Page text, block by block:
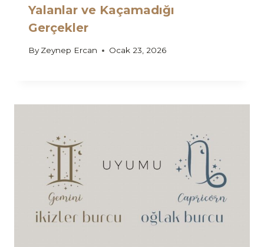
Yalanlar ve Kaçamadığı
Gerçekler
By Zeynep Ercan Ocak 23, 2026